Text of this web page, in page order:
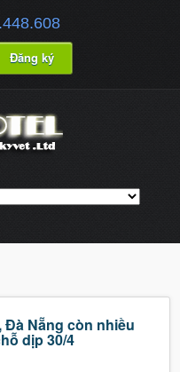
Đăng ký
Đà Nẵng còn nhiều
dịp 30/4